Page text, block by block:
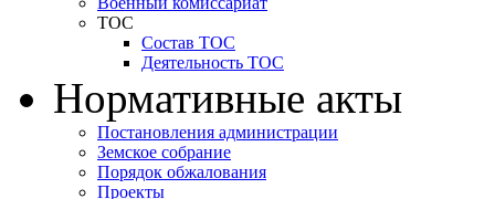
ТОС
Состав ТОС
Деятельность ТОС
Нормативные акты
Постановления администрации
Земское собрание
Порядок обжалования
Проекты